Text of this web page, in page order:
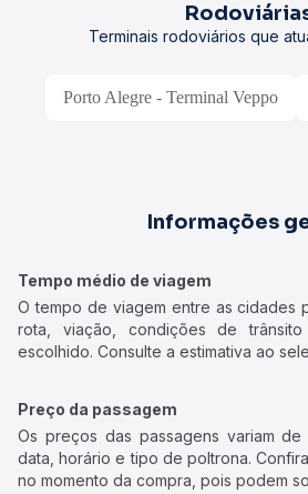
Terminais rodoviários que
Porto Alegre - Terminal Veppo
Informações
Tempo médio de viagem
O tempo de viagem entre as cidades
rota, viação, condições de
escolhido. Consulte a estimativa ao
Preço da passagem
Os preços das passagens variam
data, horário e tipo de poltrona.
no momento da compra, pois podem